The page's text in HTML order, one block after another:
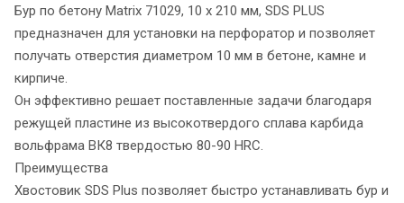
Бур по бетону Matrix 71029, 10 х 210 мм, SDS PLUS
предназначен для установки на перфоратор и позволяет
получать отверстия диаметром 10 мм в бетоне, камне и
кирпиче.
Он эффективно решает поставленные задачи благодаря
режущей пластине из высокотвердого сплава карбида
вольфрама ВК8 твердостью 80-90 HRC.
Преимущества
Хвостовик SDS Plus позволяет быстро устанавливать бур и